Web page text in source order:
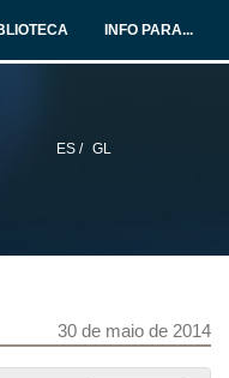
INFO PARA...
ES / GL
30 de maio de 2014
A Boa Onda - Manu Chao
30 de maio de 2014